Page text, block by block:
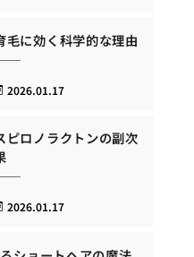
毛に効く科学的な理由
2026.01.17
ピロノラクトンの副次
2026.01.17